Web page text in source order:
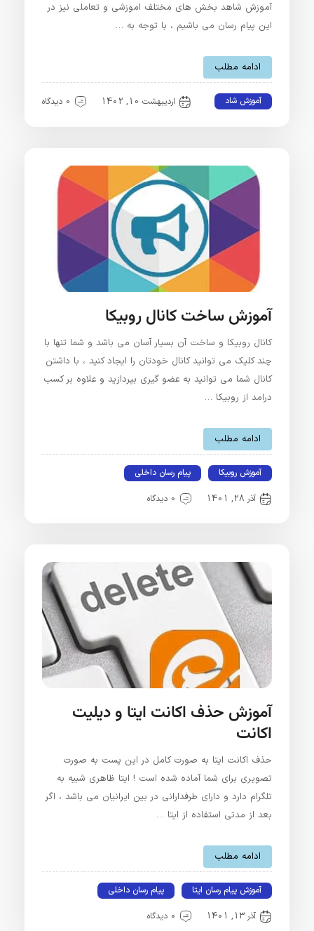
آموزش شاهد بخش های مختلف اموزشی و تعاملی نیز در
این پیام رسان می باشیم ، با توجه به …
ادامه مطلب
آموزش شاد اردیبهشت 10, 1402 0 دیدگاه
آموزش ساخت کانال روبیکا
کانال روبیکا و ساخت آن بسیار آسان می باشد و شما تنها با
چند کلیک می توانید کانال خودتان را ایجاد کنید ، با داشتن
کانال شما می توانید به عضو گیری بپردازید و علاوه بر کسب
درامد از روبیکا …
ادامه مطلب
آموزش روبیکا پیام رسان داخلی
آذر 28, 1401 0 دیدگاه
آموزش حذف اکانت ایتا و دیلیت
اکانت
حذف اکانت ایتا به صورت کامل در این پست به صورت
تصویری برای شما آماده شده است ! ایتا ظاهری شبیه به
تلگرام دارد و دارای طرفدارانی در بین ایرانیان می باشد ، اگر
بعد از مدتی استفاده از ایتا …
ادامه مطلب
آموزش پیام رسان ایتا پیام رسان داخلی
آذر 13, 1401 0 دیدگاه